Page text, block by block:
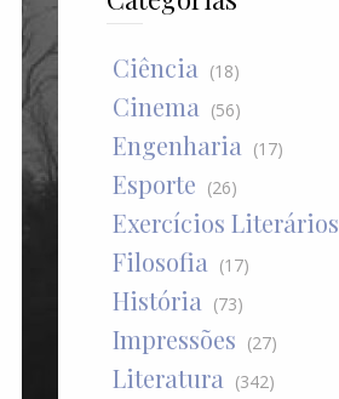
Ciência (18)
Cinema (56)
Engenharia (17)
Esporte (26)
Exercícios Literários
Filosofia (17)
História (73)
Impressões (27)
Literatura (342)